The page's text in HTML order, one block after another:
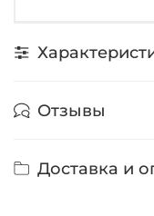
Отзывы
Доставка и